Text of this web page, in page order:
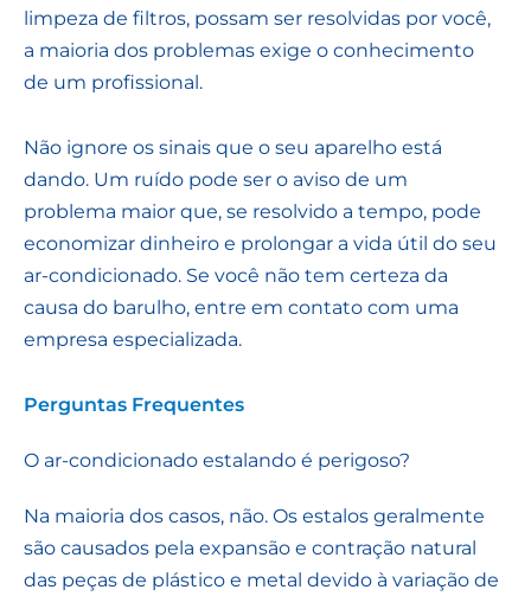
limpeza de filtros, possam ser resolvidas por você,
a maioria dos problemas exige o conhecimento
de um profissional.
Não ignore os sinais que o seu aparelho está
dando. Um ruído pode ser o aviso de um
problema maior que, se resolvido a tempo, pode
economizar dinheiro e prolongar a vida útil do seu
ar-condicionado. Se você não tem certeza da
causa do barulho, entre em contato com uma
empresa especializada.
Perguntas Frequentes
O ar-condicionado estalando é perigoso?
Na maioria dos casos, não. Os estalos geralmente
são causados pela expansão e contração natural
das peças de plástico e metal devido à variação de